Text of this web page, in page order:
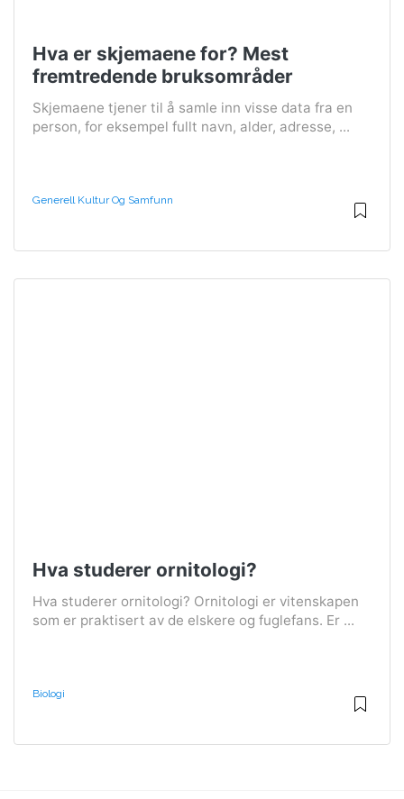
Hva er skjemaene for? Mest
fremtredende bruksområder
Skjemaene tjener til å samle inn visse data fra en
person, for eksempel fullt navn, alder, adresse, ...
Generell Kultur Og Samfunn
Hva studerer ornitologi?
Hva studerer ornitologi? Ornitologi er vitenskapen
som er praktisert av de elskere og fuglefans. Er ...
Biologi